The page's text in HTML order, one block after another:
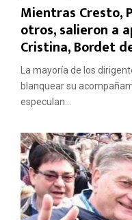
Mientras Cresto,
otros, salieron a
Cristina, Bordet
La mayoría de los
blanquear su
especulan...